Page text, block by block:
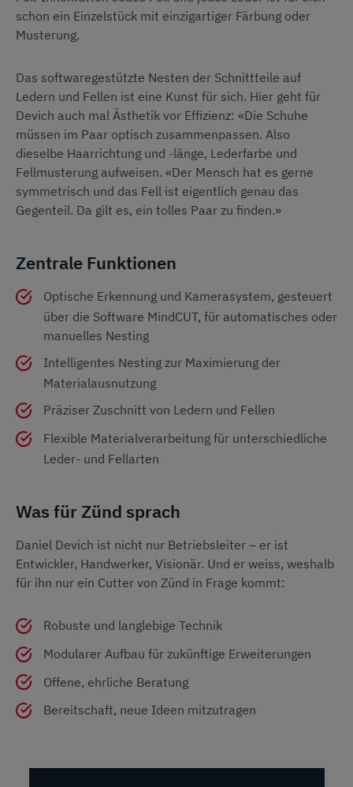
schon ein Einzelstück mit einzigartiger Färbung oder
Musterung.
Das softwaregestützte Nesten der Schnittteile auf
Ledern und Fellen ist eine Kunst für sich. Hier geht für
Devich auch mal Ästhetik vor Effizienz: «Die Schuhe
müssen im Paar optisch zusammenpassen. Also
dieselbe Haarrichtung und -länge, Lederfarbe und
Fellmusterung aufweisen. «Der Mensch hat es gerne
symmetrisch und das Fell ist eigentlich genau das
Gegenteil. Da gilt es, ein tolles Paar zu finden.»
Zentrale Funktionen
Optische Erkennung und Kamerasystem, gesteuert
über die Software MindCUT, für automatisches oder
manuelles Nesting
Intelligentes Nesting zur Maximierung der
Materialausnutzung
Präziser Zuschnitt von Ledern und Fellen
Flexible Materialverarbeitung für unterschiedliche
Leder- und Fellarten
Was für Zünd sprach
Daniel Devich ist nicht nur Betriebsleiter – er ist
Entwickler, Handwerker, Visionär. Und er weiss, weshalb
für ihn nur ein Cutter von Zünd in Frage kommt:
Robuste und langlebige Technik
Modularer Aufbau für zukünftige Erweiterungen
Offene, ehrliche Beratung
Bereitschaft, neue Ideen mitzutragen